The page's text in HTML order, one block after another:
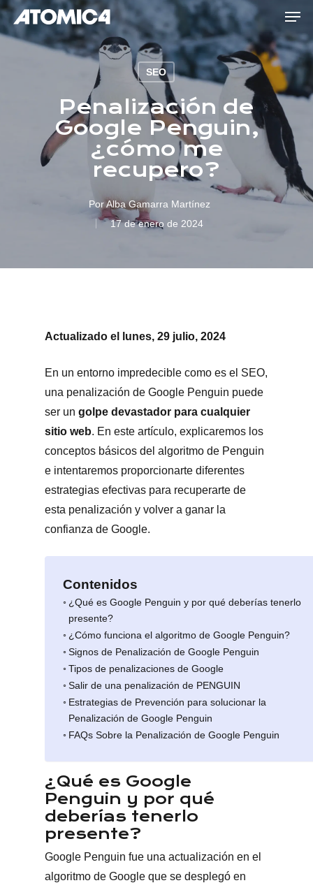
Skip
to
SEO
Penalización de
Google Penguin,
¿cómo me
recupero?
PorAlba Gamarra Martínez
17 de enero de 2024
Actualizado el lunes, 29 julio, 2024
En un entorno impredecible como es el SEO,
una penalización de Google Penguin puede
ser un golpe devastador para cualquier
sitio web. En este artículo, explicaremos los
conceptos básicos del algoritmo de Penguin
e intentaremos proporcionarte diferentes
estrategias efectivas para recuperarte de
esta penalización y volver a ganar la
confianza de Google.
Contenidos
¿Qué es Google Penguin y por qué deberías tenerlo
presente?
¿Cómo funciona el algoritmo de Google Penguin?
Signos de Penalización de Google Penguin
Tipos de penalizaciones de Google
Salir de una penalización de PENGUIN
Estrategias de Prevención para solucionar la
Penalización de Google Penguin
FAQs Sobre la Penalización de Google Penguin
¿Qué es Google
Penguin y por qué
deberías tenerlo
presente?
Google Penguin fue una actualización en el
algoritmo de Google que se desplegó en